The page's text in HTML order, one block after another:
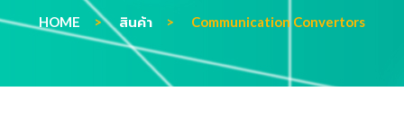
HOME สินค้า Communication Convertors